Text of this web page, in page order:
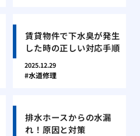
賃貸物件で下水臭が発生
した時の正しい対応手順
2025.12.29
水道修理
排水ホースからの水漏
れ！原因と対策